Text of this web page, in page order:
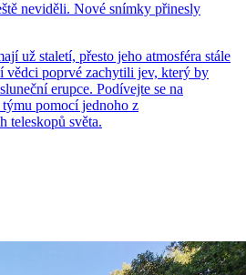
neviděli. Nové snímky přinesly
už staletí, přesto jeho atmosféra stále
vědci poprvé zachytili jev, který by
erupce. Podívejte se na
pomocí jednoho z
teleskopů světa.